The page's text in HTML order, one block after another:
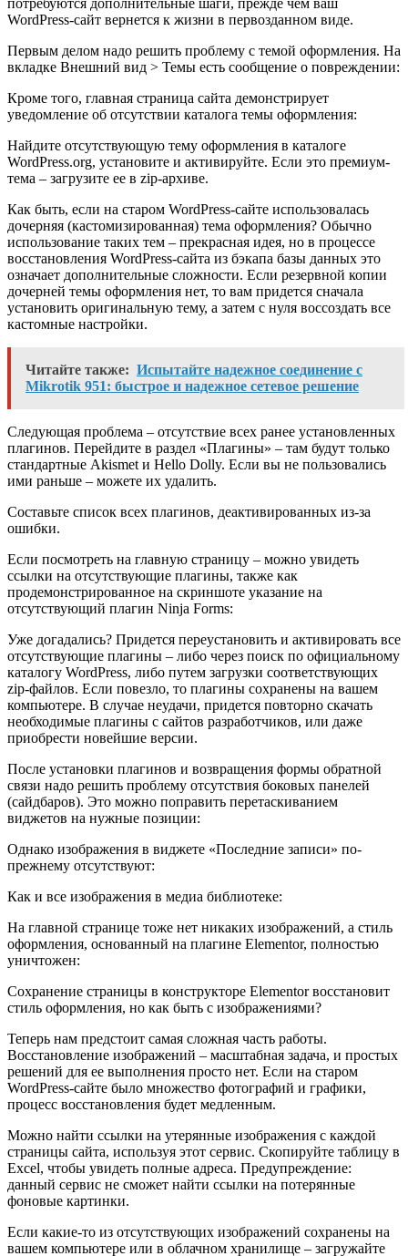
потребуются дополнительные шаги, прежде чем ваш
WordPress-сайт вернется к жизни в первозданном виде.
Первым делом надо решить проблему с темой оформления. На
вкладке Внешний вид > Темы есть сообщение о повреждении:
Кроме того, главная страница сайта демонстрирует
уведомление об отсутствии каталога темы оформления:
Найдите отсутствующую тему оформления в каталоге
WordPress.org, установите и активируйте. Если это премиум-
тема – загрузите ее в zip-архиве.
Как быть, если на старом WordPress-сайте использовалась
дочерняя (кастомизированная) тема оформления? Обычно
использование таких тем – прекрасная идея, но в процессе
восстановления WordPress-сайта из бэкапа базы данных это
означает дополнительные сложности. Если резервной копии
дочерней темы оформления нет, то вам придется сначала
установить оригинальную тему, а затем с нуля воссоздать все
кастомные настройки.
Читайте также: Испытайте надежное соединение с
Mikrotik 951: быстрое и надежное сетевое решение
Следующая проблема – отсутствие всех ранее установленных
плагинов. Перейдите в раздел «Плагины» – там будут только
стандартные Akismet и Hello Dolly. Если вы не пользовались
ими раньше – можете их удалить.
Составьте список всех плагинов, деактивированных из-за
ошибки.
Если посмотреть на главную страницу – можно увидеть
ссылки на отсутствующие плагины, также как
продемонстрированное на скриншоте указание на
отсутствующий плагин Ninja Forms:
Уже догадались? Придется переустановить и активировать все
отсутствующие плагины – либо через поиск по официальному
каталогу WordPress, либо путем загрузки соответствующих
zip-файлов. Если повезло, то плагины сохранены на вашем
компьютере. В случае неудачи, придется повторно скачать
необходимые плагины с сайтов разработчиков, или даже
приобрести новейшие версии.
После установки плагинов и возвращения формы обратной
связи надо решить проблему отсутствия боковых панелей
(сайдбаров). Это можно поправить перетаскиванием
виджетов на нужные позиции:
Однако изображения в виджете «Последние записи» по-
прежнему отсутствуют:
Как и все изображения в медиа библиотеке:
На главной странице тоже нет никаких изображений, а стиль
оформления, основанный на плагине Elementor, полностью
уничтожен:
Сохранение страницы в конструкторе Elementor восстановит
стиль оформления, но как быть с изображениями?
Теперь нам предстоит самая сложная часть работы.
Восстановление изображений – масштабная задача, и простых
решений для ее выполнения просто нет. Если на старом
WordPress-сайте было множество фотографий и графики,
процесс восстановления будет медленным.
Можно найти ссылки на утерянные изображения с каждой
страницы сайта, используя этот сервис. Скопируйте таблицу в
Excel, чтобы увидеть полные адреса. Предупреждение:
данный сервис не сможет найти ссылки на потерянные
фоновые картинки.
Если какие-то из отсутствующих изображений сохранены на
вашем компьютере или в облачном хранилище – загружайте